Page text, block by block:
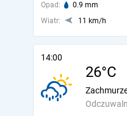
Opad: 0.9 mm
Wiatr:
11 km/h
14:00
26°C